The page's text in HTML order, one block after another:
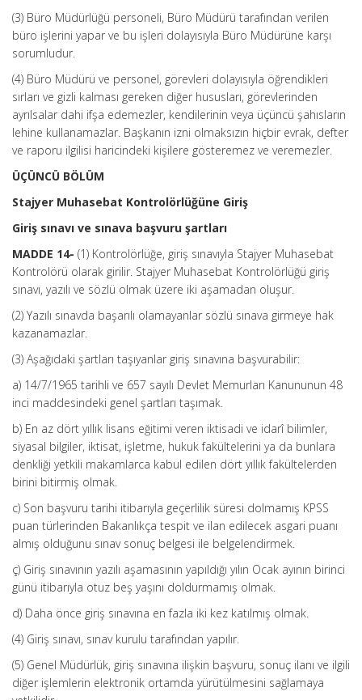
(3) Büro Müdürlüğü personeli, Büro Müdürü tarafından verilen
büro işlerini yapar ve bu işleri dolayısıyla Büro Müdürüne karşı
sorumludur.
(4) Büro Müdürü ve personel, görevleri dolayısıyla öğrendikleri
sırları ve gizli kalması gereken diğer hususları, görevlerinden
ayrılsalar dahi ifşa edemezler, kendilerinin veya üçüncü şahısların
lehine kullanamazlar. Başkanın izni olmaksızın hiçbir evrak, defter
ve raporu ilgilisi haricindeki kişilere gösteremez ve veremezler.
ÜÇÜNCÜ BÖLÜM
Stajyer Muhasebat Kontrolörlüğüne Giriş
Giriş sınavı ve sınava başvuru şartları
MADDE 14- (1) Kontrolörlüğe, giriş sınavıyla Stajyer Muhasebat
Kontrolörü olarak girilir. Stajyer Muhasebat Kontrolörlüğü giriş
sınavı, yazılı ve sözlü olmak üzere iki aşamadan oluşur.
(2) Yazılı sınavda başarılı olamayanlar sözlü sınava girmeye hak
kazanamazlar.
(3) Aşağıdaki şartları taşıyanlar giriş sınavına başvurabilir:
a) 14/7/1965 tarihli ve 657 sayılı Devlet Memurları Kanununun 48
inci maddesindeki genel şartları taşımak.
b) En az dört yıllık lisans eğitimi veren iktisadi ve idarî bilimler,
siyasal bilgiler, iktisat, işletme, hukuk fakültelerini ya da bunlara
denkliği yetkili makamlarca kabul edilen dört yıllık fakültelerden
birini bitirmiş olmak.
c) Son başvuru tarihi itibarıyla geçerlilik süresi dolmamış KPSS
puan türlerinden Bakanlıkça tespit ve ilan edilecek asgari puanı
almış olduğunu sınav sonuç belgesi ile belgelendirmek.
ç) Giriş sınavının yazılı aşamasının yapıldığı yılın Ocak ayının birinci
günü itibarıyla otuz beş yaşını doldurmamış olmak.
d) Daha önce giriş sınavına en fazla iki kez katılmış olmak.
(4) Giriş sınavı, sınav kurulu tarafından yapılır.
(5) Genel Müdürlük, giriş sınavına ilişkin başvuru, sonuç ilanı ve ilgili
diğer işlemlerin elektronik ortamda yürütülmesini sağlamaya